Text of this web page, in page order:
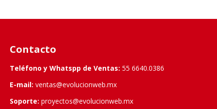
Contacto
Teléfono y Whatspp de Ventas: 55 6640.0386
E-mail: ventas@evolucionweb.mx
Soporte: proyectos@evolucionweb.mx